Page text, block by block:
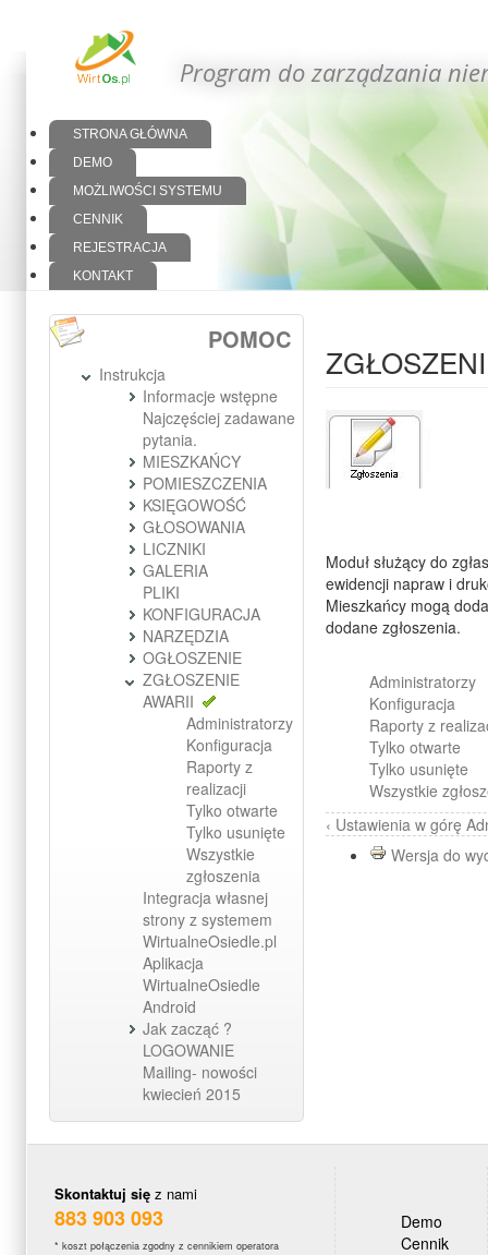
Program do zarządzania
STRONA GŁÓWNA
DEMO
MOŻLIWOŚCI SYSTEMU
CENNIK
REJESTRACJA
KONTAKT
Moduł służący do
ewidencji napraw i
Mieszkańcy mogą
dodane zgłoszenia.
Administratorzy
Konfiguracja
Raporty z
Tylko otwarte
Tylko usunięte
Wszystkie
‹ Ustawienia w górę
Wersja do
POMOC
Instrukcja
Informacje wstępne
Najczęściej zadawane
pytania.
MIESZKAŃCY
POMIESZCZENIA
KSIĘGOWOŚĆ
GŁOSOWANIA
LICZNIKI
GALERIA
PLIKI
KONFIGURACJA
NARZĘDZIA
OGŁOSZENIE
ZGŁOSZENIE
AWARII
Administratorzy
Konfiguracja
Raporty z
realizacji
Tylko otwarte
Tylko usunięte
Wszystkie
zgłoszenia
Integracja własnej
strony z systemem
WirtualneOsiedle.pl
Aplikacja
WirtualneOsiedle
Android
Jak zacząć ?
LOGOWANIE
Mailing- nowości
kwiecień 2015
Skontaktuj się z nami
883 903 093
* koszt połączenia zgodny z cennikiem operatora
Demo
Cennik